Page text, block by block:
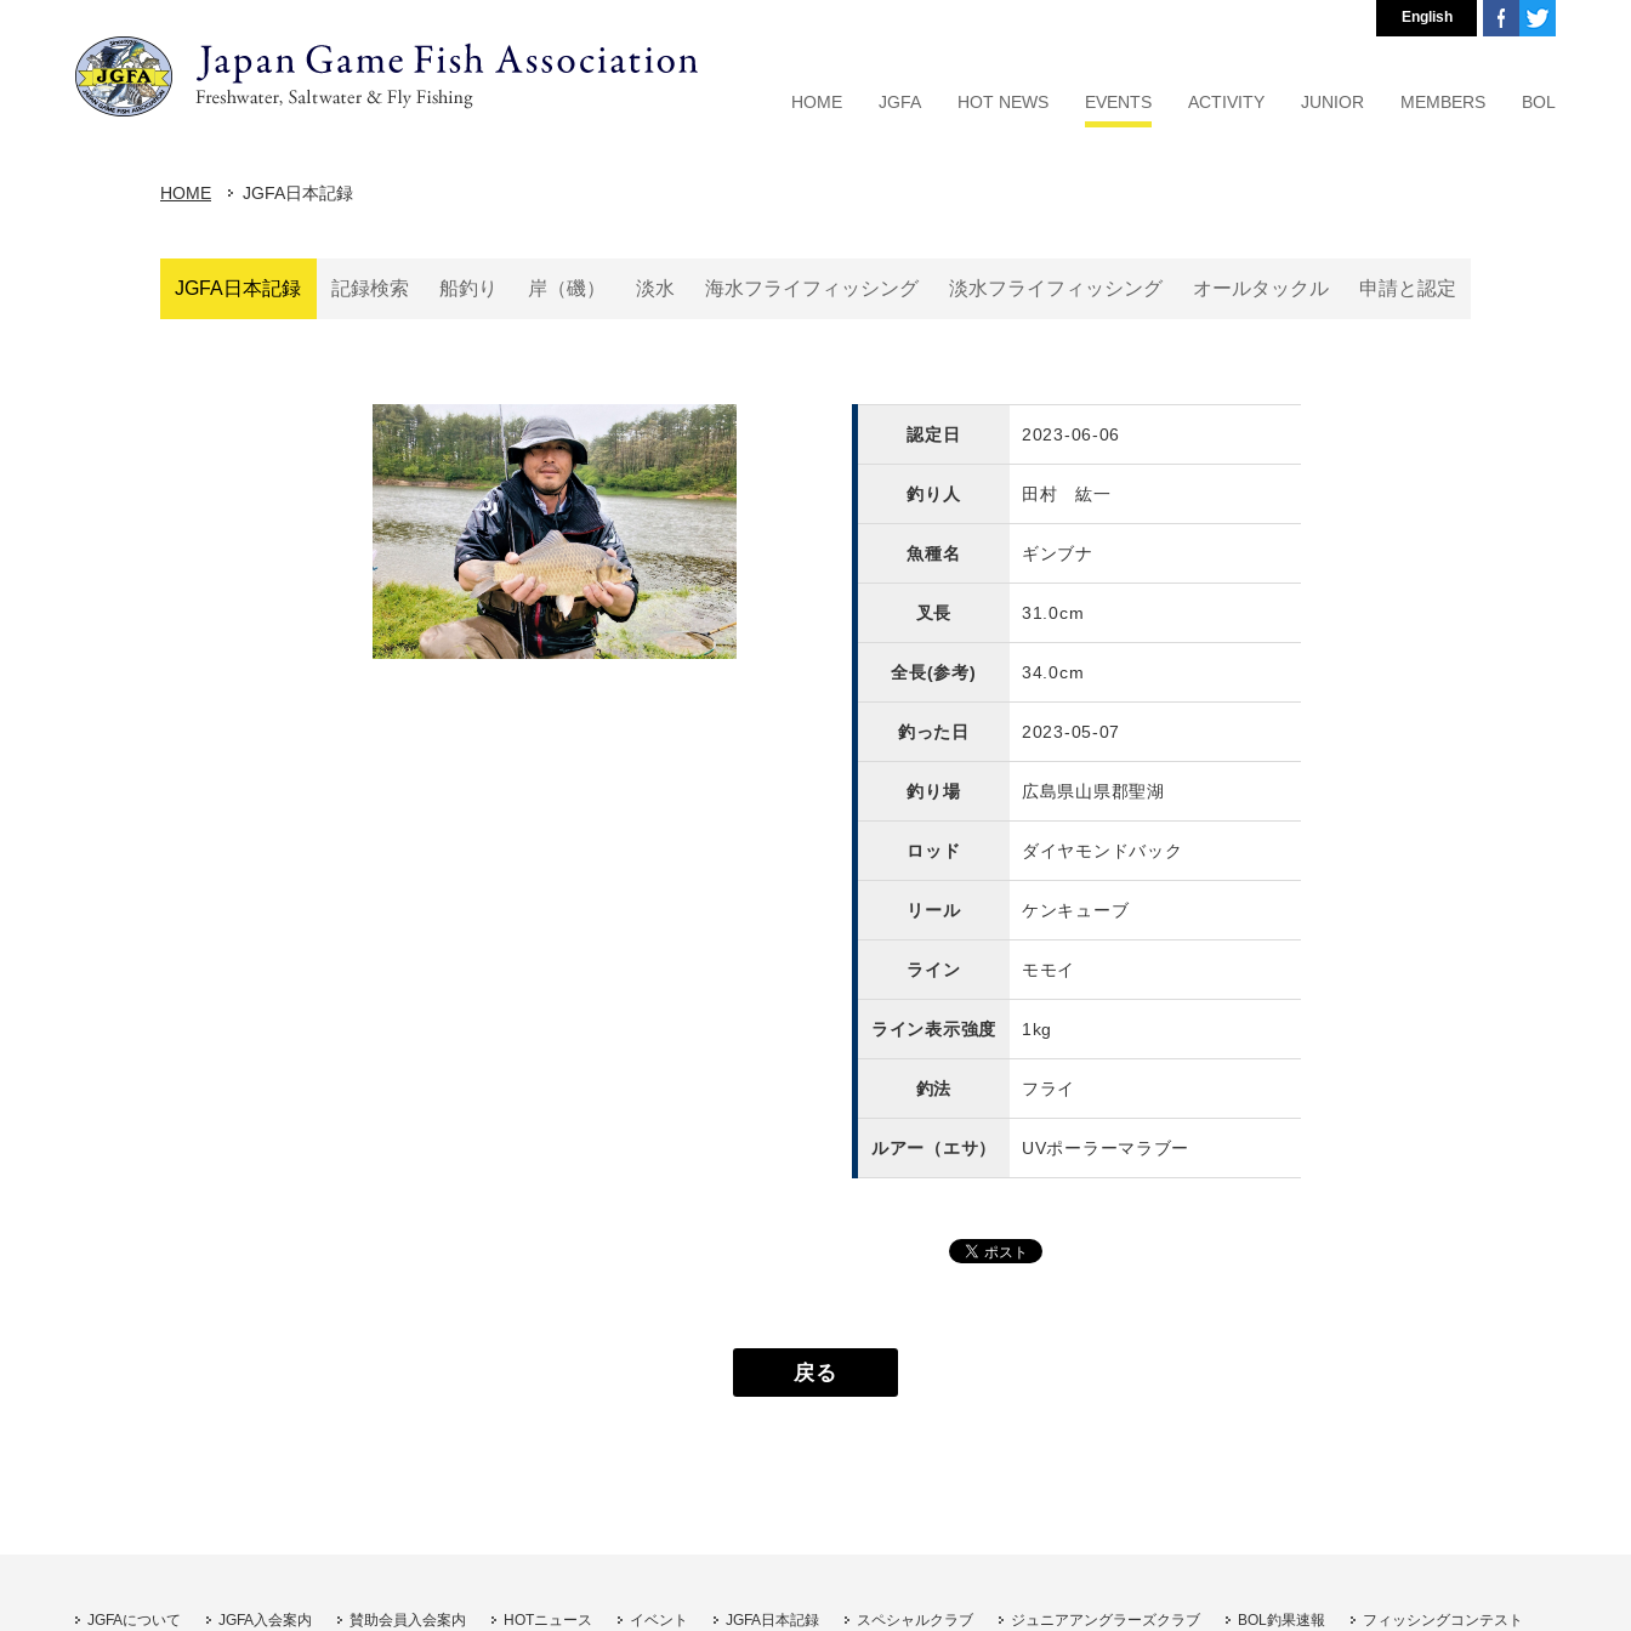
HOME JGFA HOT NEWS EVENTS ACTIVITY JUNIOR MEMBERS BOL
English
HOME JGFA日本記録
JGFA日本記録 記録検索 船釣り 岸（磯） 淡水 海水フライフィッシング 淡水フライフィッシング オールタックル 申請と認定
認定日 2023-06-06
釣り人 田村 紘一
魚種名 ギンブナ
叉長 31.0cm
全長(参考) 34.0cm
釣った日 2023-05-07
釣り場 広島県山県郡聖湖
ロッド ダイヤモンドバック
リール ケンキューブ
ライン モモイ
ライン表示強度 1kg
釣法 フライ
ルアー（エサ） UVポーラーマラブー
戻る
JGFAについて JGFA入会案内 賛助会員入会案内 HOTニュース イベント JGFA日本記録 スペシャルクラブ ジュニアアングラーズクラブ BOL釣果速報 フィッシングコンテスト